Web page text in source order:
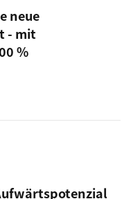
neue
- mit
%